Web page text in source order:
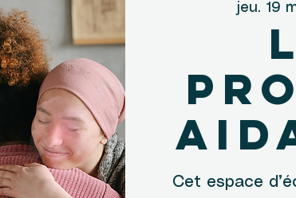
jeu. 19
Cet espace